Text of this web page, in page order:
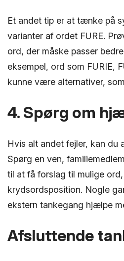
Et andet tip er at tænke på
varianter af ordet FURE.
ord, der måske passer
eksempel, ord som FURIE,
kunne være alternativer,
4. Spørg om
Hvis alt andet fejler, kan du
Spørg en ven,
til at få forslag til mulige
krydsordsposition. Nogle
ekstern tankegang hjælpe
Afsluttende